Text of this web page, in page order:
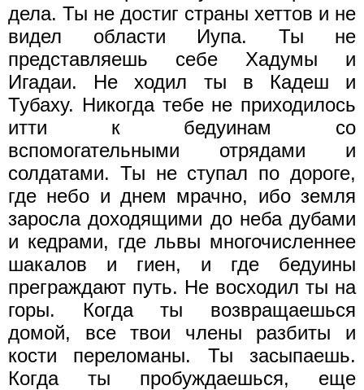
дела. Ты не достиг страны хеттов и не
видел области Иупа. Ты не
представляешь себе Хадумы и
Игадаи. Не ходил ты в Кадеш и
Тубаху. Никогда тебе не приходилось
итти к бедуинам со
вспомогательными отрядами и
солдатами. Ты не ступал по дороге,
где небо и днем мрачно, ибо земля
заросла доходящими до неба дубами
и кедрами, где львы многочисленнее
шакалов и гиен, и где бедуины
преграждают путь. Не восходил ты на
горы. Когда ты возвращаешься
домой, все твои члены разбиты и
кости переломаны. Ты засыпаешь.
Когда ты пробуждаешься, еще